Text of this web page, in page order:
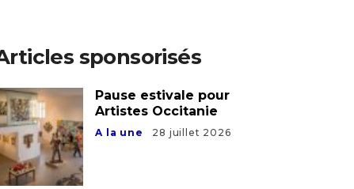
sponsorisés
Pause estivale pour
Artistes Occitanie